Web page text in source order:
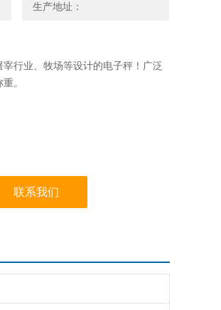
生产地址：
行业、牧场等设计的电子秤！广泛
。
联系我们